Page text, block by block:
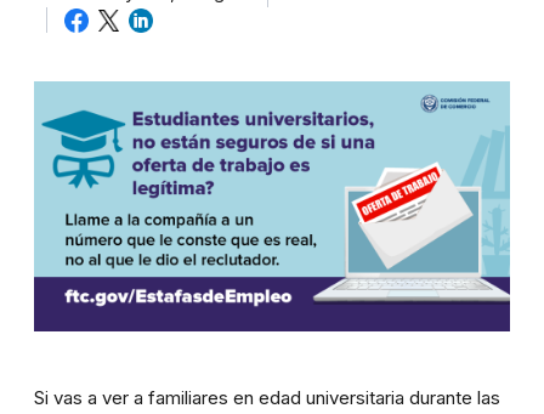
Si vas a ver a familiares en edad universitaria durante las